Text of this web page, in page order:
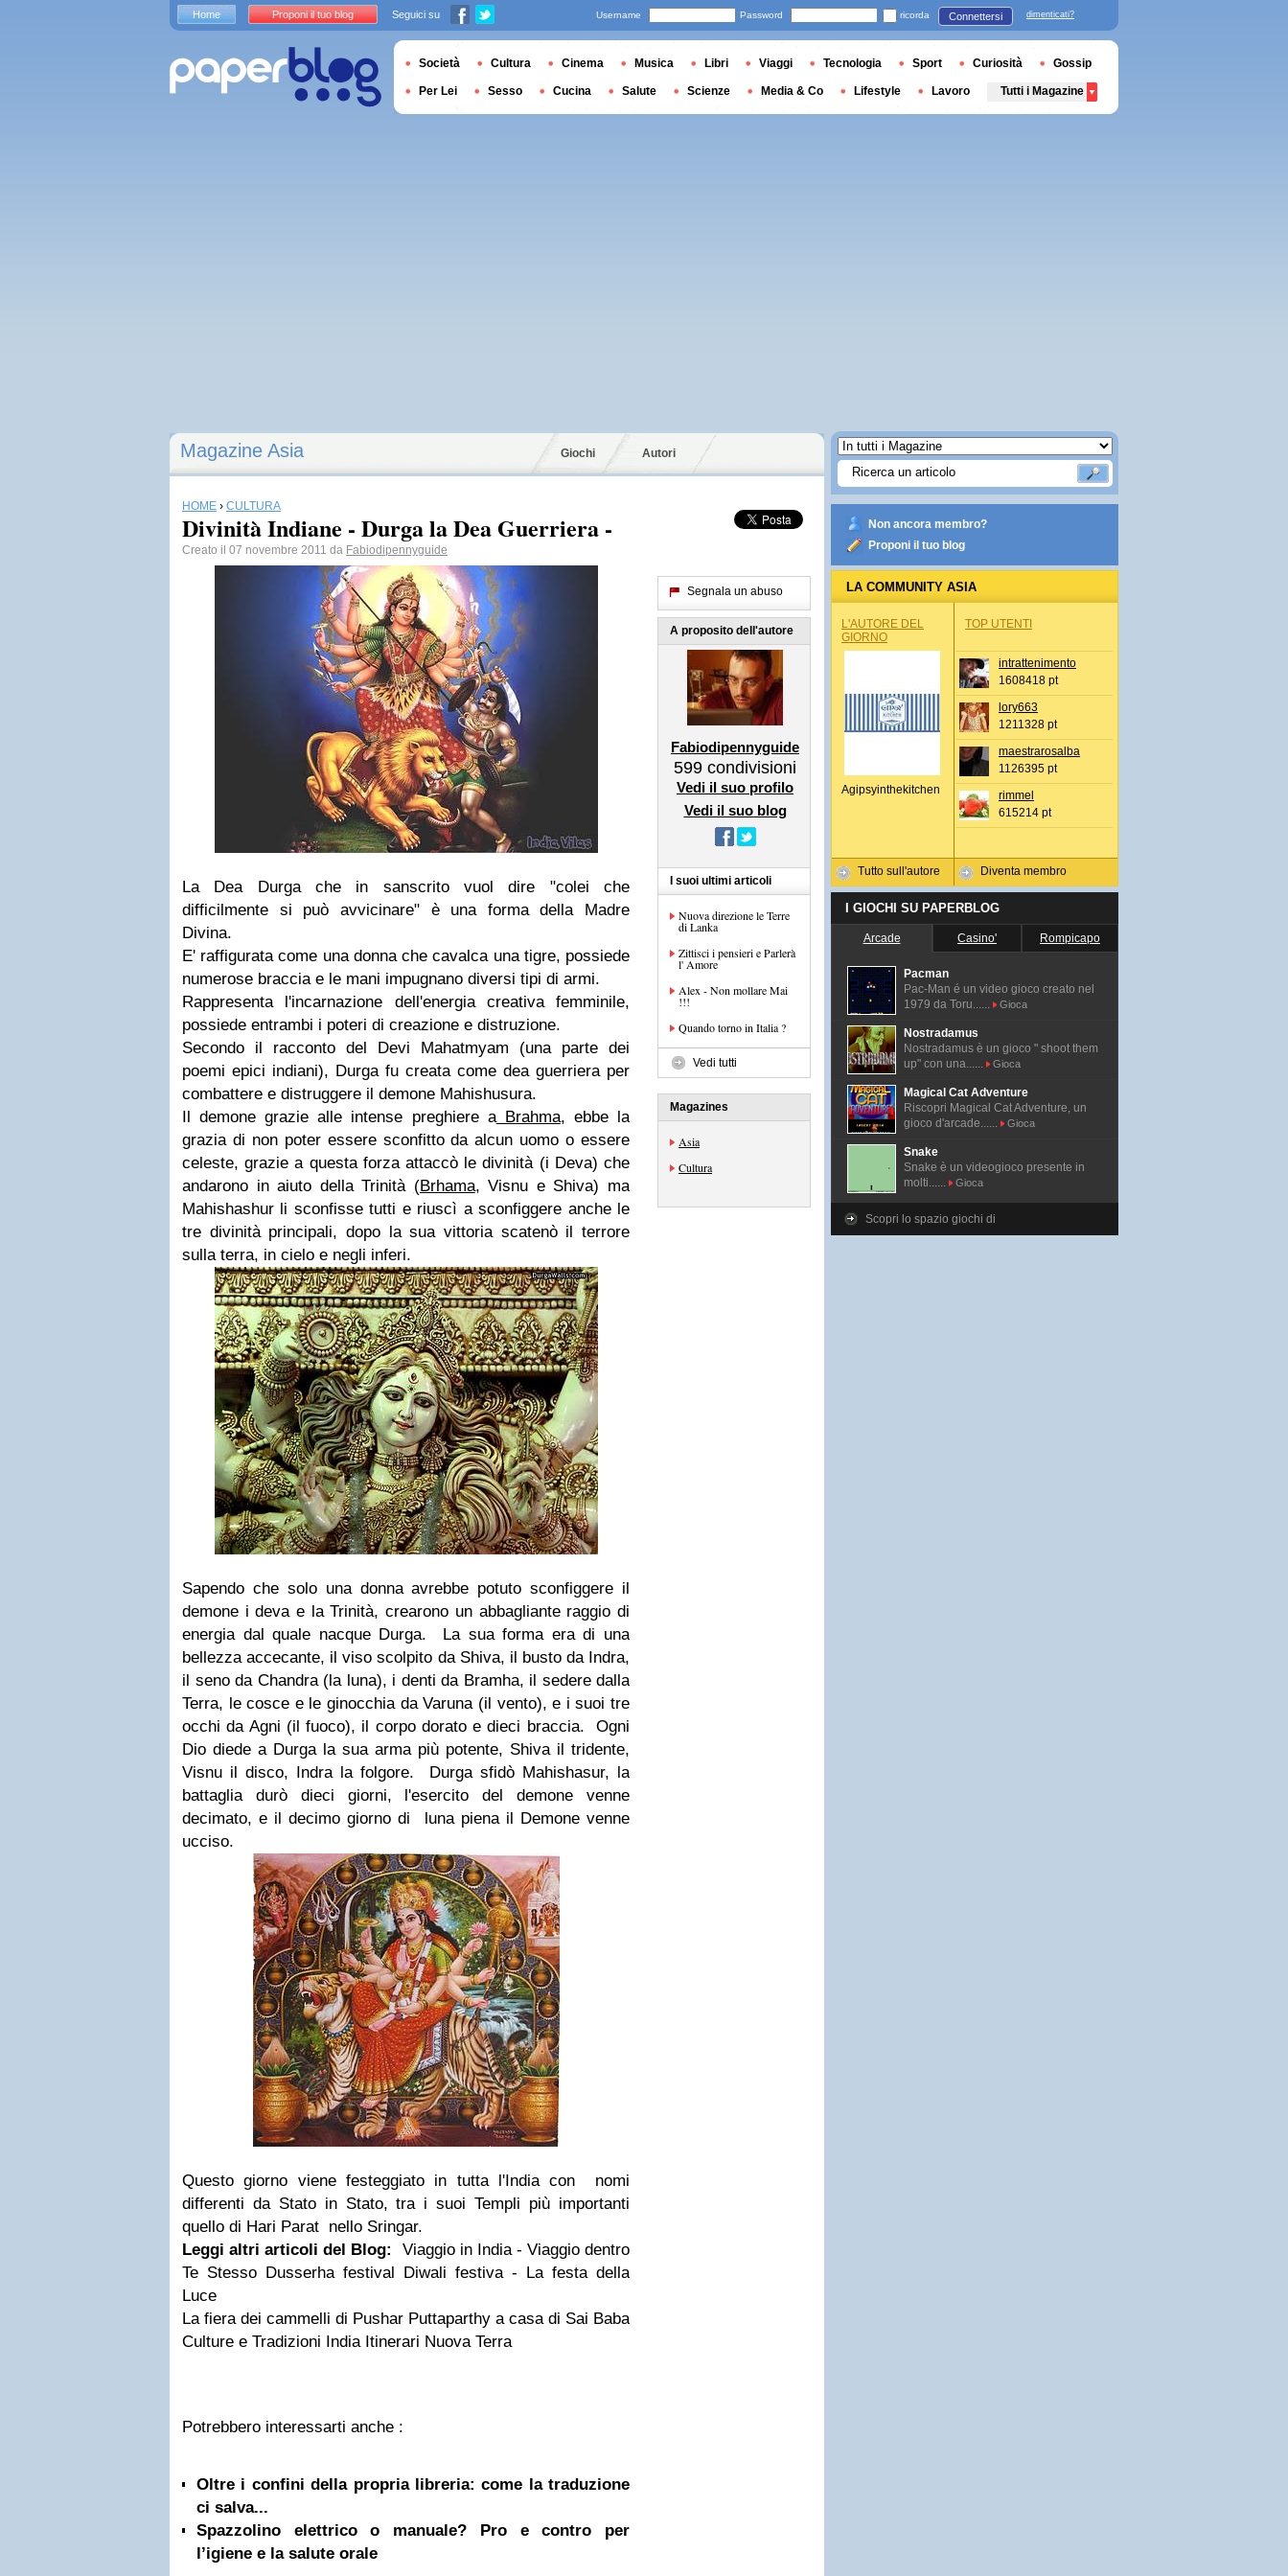
Magazine Asia Giochi Autori
HOME › CULTURA
Divinità Indiane - Durga la Dea Guerriera -
Creato il 07 novembre 2011 da Fabiodipennyguide
La Dea Durga che in sanscrito vuol dire "colei che
difficilmente si può avvicinare" è una forma della Madre
Divina.
E' raffigurata come una donna che cavalca una tigre, possiede
numerose braccia e le mani impugnano diversi tipi di armi.
Rappresenta l'incarnazione dell'energia creativa femminile,
possiede entrambi i poteri di creazione e distruzione.
Secondo il racconto del Devi Mahatmyam (una parte dei
poemi epici indiani), Durga fu creata come dea guerriera per
combattere e distruggere il demone Mahishusura.
Il demone grazie alle intense preghiere aBrahma, ebbe la
grazia di non poter essere sconfitto da alcun uomo o essere
celeste, grazie a questa forza attaccò le divinità (i Deva) che
andarono in aiuto della Trinità (Brhama, Visnu e Shiva) ma
Mahishashur li sconfisse tutti e riuscì a sconfiggere anche le
tre divinità principali, dopo la sua vittoria scatenò il terrore
sulla terra, in cielo e negli inferi.
Sapendo che solo una donna avrebbe potuto sconfiggere il
demone i deva e la Trinità, crearono un abbagliante raggio di
energia dal quale nacque Durga. La sua forma era di una
bellezza accecante, il viso scolpito da Shiva, il busto da Indra,
il seno da Chandra (la luna), i denti da Bramha, il sedere dalla
Terra, le cosce e le ginocchia da Varuna (il vento), e i suoi tre
occhi da Agni (il fuoco), il corpo dorato e dieci braccia. Ogni
Dio diede a Durga la sua arma più potente, Shiva il tridente,
Visnu il disco, Indra la folgore. Durga sfidò Mahishasur, la
battaglia durò dieci giorni, l'esercito del demone venne
decimato, e il decimo giorno di luna piena il Demone venne
ucciso.
Questo giorno viene festeggiato in tutta l'India con nomi
differenti da Stato in Stato, tra i suoi Templi più importanti
quello di Hari Parat nello Sringar.
Leggi altri articoli del Blog:
Viaggio in India - Viaggio dentro
Te Stesso Dusserha festival Diwali festiva - La festa della
Luce
La fiera dei cammelli di Pushar Puttaparthy a casa di Sai Baba
Culture e Tradizioni India Itinerari Nuova Terra
Potrebbero interessarti anche :
Oltre i confini della propria libreria: come la traduzione
ci salva...
Spazzolino elettrico o manuale? Pro e contro per
l’igiene e la salute orale
Segnala un abuso
A proposito dell'autore
Fabiodipennyguide
599 condivisioni
Vedi il suo profilo
Vedi il suo blog
I suoi ultimi articoli
Nuova direzione le Terre
di Lanka
Zittisci i pensieri e Parlerà
l' Amore
Alex - Non mollare Mai
!!!
Quando torno in Italia ?
Vedi tutti
Magazines
Asia
Cultura
Non ancora membro?
Proponi il tuo blog
LA COMMUNITY ASIA
L'AUTORE DEL
GIORNO
Agipsyinthekitchen
Tutto sull'autore
TOP UTENTI
intrattenimento
1608418 pt
lory663
1211328 pt
maestrarosalba
1126395 pt
rimmel
615214 pt
Diventa membro
I GIOCHI SU PAPERBLOG
Arcade Casino' Rompicapo
Pacman
Pac-Man é un video gioco creato nel
1979 da Toru......
Gioca
Nostradamus
Nostradamus è un gioco " shoot them
up" con una......
Gioca
Magical Cat Adventure
Riscopri Magical Cat Adventure, un
gioco d'arcade......
Gioca
Snake
Snake è un videogioco presente in
molti......
Gioca
Scopri lo spazio giochi di
Home Proponi il tuo blog Seguici su Username Password ricorda Connettersi dimenticati?
Società Cultura Cinema Musica Libri Viaggi Tecnologia Sport Curiosità Gossip
Per Lei Sesso Cucina Salute Scienze Media & Co Lifestyle Lavoro Tutti i Magazine